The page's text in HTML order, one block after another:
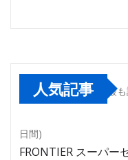
人気記事 最
日間)
FRONTIER スーパー